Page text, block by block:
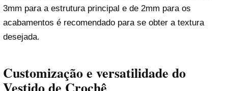
3mm para a estrutura principal e de 2mm para os
acabamentos é recomendado para se obter a textura
desejada.
Customização e versatilidade do